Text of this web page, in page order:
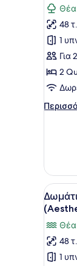
King
with
Pool
των
για
2
Θέα
48
1
Για
2
Κρεβάτια
όλων
των
για
5
Θέα
48
1